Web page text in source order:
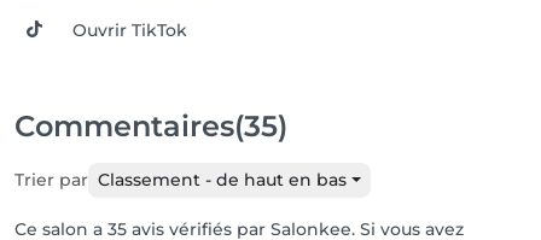
Ouvrir TikTok
Commentaires(35)
Trier par Classement - de haut en bas
Ce salon a 35 avis vérifiés par Salonkee. Si vous avez